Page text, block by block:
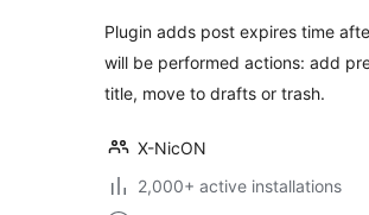
Plugin adds post expires time
will be performed actions: add
title, move to drafts or trash.
X-NicON
2,000+ active installations